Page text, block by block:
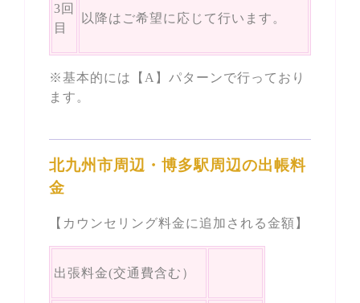
3回
目
以降はご希望に応じて行います。
※基本的には【A】パターンで行っており
ます。
北九州市周辺・博多駅周辺の出帳料
金
【カウンセリング料金に追加される金額】
出張料金(交通費含む）